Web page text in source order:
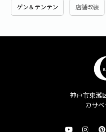
ゲン＆テンテン 店舗改装
神戸市東灘
カサ